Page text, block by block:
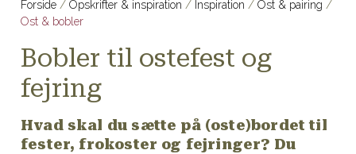
Forside Opskrifter & inspiration Inspiration
Ost & pairing
Ost & bobler
Bobler til ostefest og
fejring
Hvad skal du sætte på (oste)bordet til
fester, frokoster og fejringer? Du